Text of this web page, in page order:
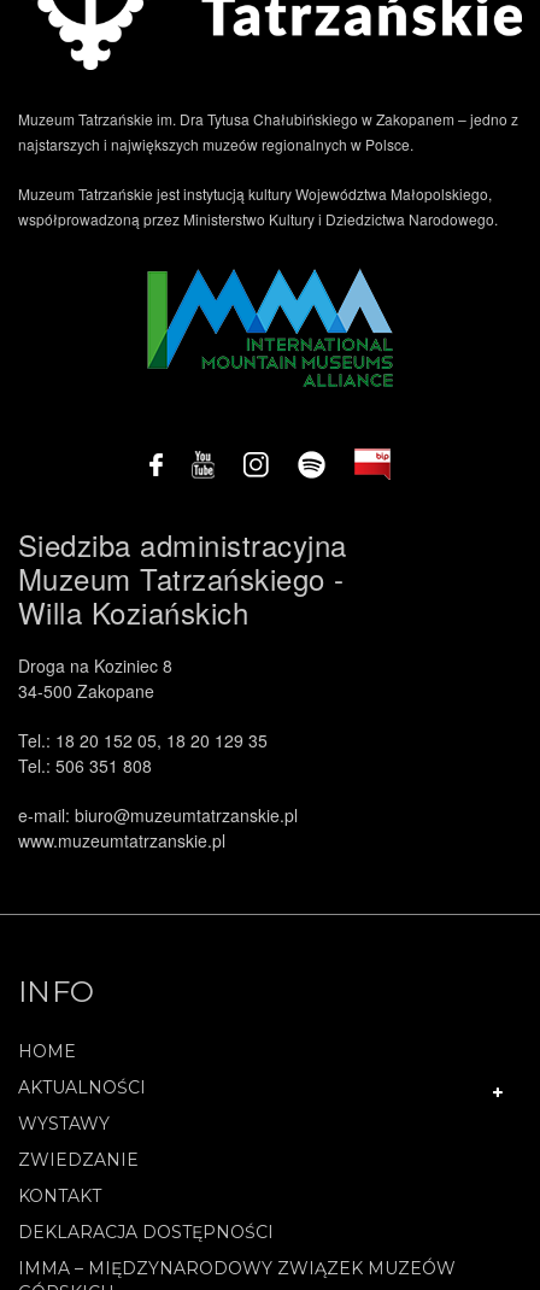
Muzeum Tatrzańskie im. Dra Tytusa Chałubińskiego w Zakopanem – jedno z
najstarszych i największych muzeów regionalnych w Polsce.
Muzeum Tatrzańskie jest instytucją kultury Województwa Małopolskiego,
współprowadzoną przez Ministerstwo Kultury i Dziedzictwa Narodowego.
Siedziba administracyjna
Muzeum Tatrzańskiego -
Willa Koziańskich
Droga na Koziniec 8
34-500 Zakopane
Tel.: 18 20 152 05, 18 20 129 35
Tel.: 506 351 808
e-mail: biuro@muzeumtatrzanskie.pl
www.muzeumtatrzanskie.pl
INFO
HOME
AKTUALNOŚCI
WYSTAWY
ZWIEDZANIE
KONTAKT
DEKLARACJA DOSTĘPNOŚCI
IMMA – MIĘDZYNARODOWY ZWIĄZEK MUZEÓW